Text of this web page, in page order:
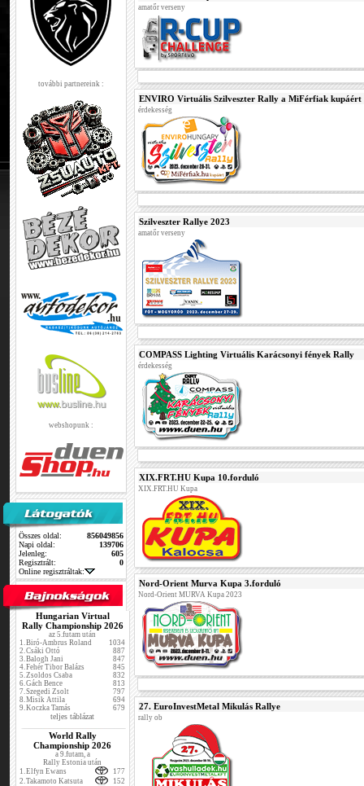
további partnereink :
webshopunk :
Összes oldal:
856049856
Napi oldal:
139706
Jelenleg:
605
Regisztrált:
0
Online regisztráltak:
Hungarian Virtual
Rally Championship 2026
az 5.futam után
1.Biró-Ambrus Roland
1034
2.Csáki Ottó
887
3.Balogh Jani
847
4.Fehér Tibor Balázs
845
5.Zsoldos Csaba
832
6.Gách Bence
813
7.Szegedi Zsolt
797
8.Misik Attila
694
9.Koczka Tamás 679
teljes táblázat
World Rally
Championship 2026
a 9.futam, a
Rally Estonia után
1.Elfyn Ewans
177
2.Takamoto Katsuta
152
amatőr verseny
ENVIRO Virtuális Szilveszter Rally a MiFérfiak kupáért
érdekesség
Szilveszter Rallye 2023
amatőr verseny
COMPASS Lighting Virtuális Karácsonyi fények Rally
érdekesség
XIX.FRT.HU Kupa 10.forduló
XIX.FRT.HU Kupa
Nord-Orient Murva Kupa 3.forduló
Nord-Orient MURVA Kupa 2023
27. EuroInvestMetal Mikulás Rallye
rally ob